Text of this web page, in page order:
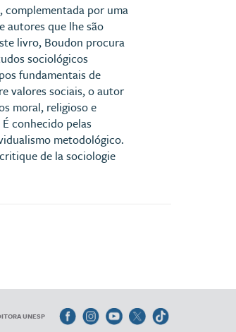
complementada por uma
autores que lhe são
livro, Boudon procura
sociológicos
fundamentais de
valores sociais, o autor
moral, religioso e
conhecido pelas
metodológico.
de la sociologie
UNESP